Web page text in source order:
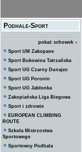
Podhale-Sport
pokaż schowek »
Sport UM Zakopane
Sport Bukowina Tatrzańska
Sport UG Czarny Dunajec
Sport UG Poronin
Sport UG Jabłonka
Zakopiańska Liga Biegowa
Sport i zdrowie
EUROPEAN CLIMBING
ROUTE
Szkoła Mistrzostwa
Sportowego
Sportowcy Podhala